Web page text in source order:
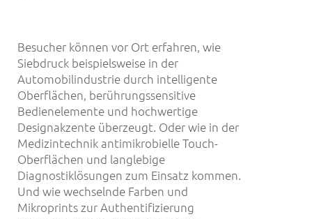
Besucher können vor Ort erfahren, wie
Siebdruck beispielsweise in der
Automobilindustrie durch intelligente
Oberflächen, berührungssensitive
Bedienelemente und hochwertige
Designakzente überzeugt. Oder wie in der
Medizintechnik antimikrobielle Touch-
Oberflächen und langlebige
Diagnostiklösungen zum Einsatz kommen.
Und wie wechselnde Farben und
Mikroprints zur Authentifizierung